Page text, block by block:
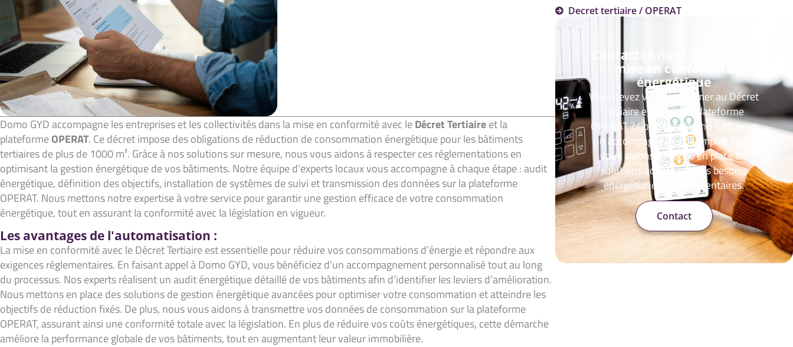
Domo GYD accompagne les entreprises et les collectivités dans la mise en conformité avec leDécret Tertiaireet la
plateformeOPERAT. Ce décret impose des obligations de réduction de consommation énergétique pour les bâtiments
tertiaires de plus de 1000 m². Grâce à nos solutions sur mesure, nous vous aidons à respecter ces réglementations en
optimisant la gestion énergétique de vos bâtiments. Notre équipe d’experts locaux vous accompagne à chaque étape : audit
énergétique, définition des objectifs, installation de systèmes de suivi et transmission des données sur la plateforme
OPERAT. Nous mettons notre expertise à votre service pour garantir une gestion efficace de votre consommation
énergétique, tout en assurant la conformité avec la législation en vigueur.
Les avantages de l'automatisation :
La mise en conformité avec le Décret Tertiaire est essentielle pour réduire vos consommations d’énergie et répondre aux
exigences réglementaires. En faisant appel à Domo GYD, vous bénéficiez d’un accompagnement personnalisé tout au long
du processus. Nos experts réalisent un audit énergétique détaillé de vos bâtiments afin d’identifier les leviers d’amélioration.
Nous mettons en place des solutions de gestion énergétique avancées pour optimiser votre consommation et atteindre les
objectifs de réduction fixés. De plus, nous vous aidons à transmettre vos données de consommation sur la plateforme
OPERAT, assurant ainsi une conformité totale avec la législation. En plus de réduire vos coûts énergétiques, cette démarche
améliore la performance globale de vos bâtiments, tout en augmentant leur valeur immobilière.
Decret tertiaire / OPERAT
Contactez-nous pour votre
mise en conformité
énergétique
Vous devez vous conformer au Décret
Tertiaire et utiliser la plateforme
OPERAT ? Contactez Domo GYD pour
un accompagnement complet. Nous
vous aidons à mettre en place les
solutions adaptées à vos besoins
énergétiques et réglementaires.
Contact